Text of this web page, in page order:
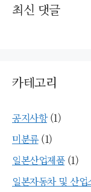
최신 댓글
카테고리
공지사항(1)
미분류(1)
일본산업제품(1)
일본자동차 및 산업